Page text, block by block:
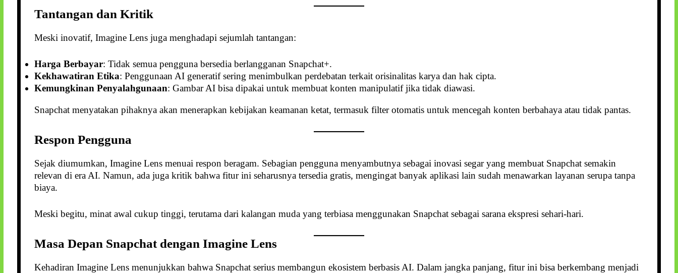
Tantangan dan Kritik
Meski inovatif, Imagine Lens juga menghadapi sejumlah tantangan:
Harga Berbayar: Tidak semua pengguna bersedia berlangganan Snapchat+.
Kekhawatiran Etika: Penggunaan AI generatif sering menimbulkan perdebatan terkait orisinalitas karya dan hak cipta.
Kemungkinan Penyalahgunaan: Gambar AI bisa dipakai untuk membuat konten manipulatif jika tidak diawasi.
Snapchat menyatakan pihaknya akan menerapkan kebijakan keamanan ketat, termasuk filter otomatis untuk mencegah konten berbahaya atau tidak pantas.
Respon Pengguna
Sejak diumumkan, Imagine Lens menuai respon beragam. Sebagian pengguna menyambutnya sebagai inovasi segar yang membuat Snapchat semakin
relevan di era AI. Namun, ada juga kritik bahwa fitur ini seharusnya tersedia gratis, mengingat banyak aplikasi lain sudah menawarkan layanan serupa tanpa
biaya.
Meski begitu, minat awal cukup tinggi, terutama dari kalangan muda yang terbiasa menggunakan Snapchat sebagai sarana ekspresi sehari-hari.
Masa Depan Snapchat dengan Imagine Lens
Kehadiran Imagine Lens menunjukkan bahwa Snapchat serius membangun ekosistem berbasis AI. Dalam jangka panjang, fitur ini bisa berkembang menjadi